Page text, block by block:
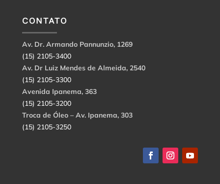
CONTATO
Av. Dr. Armando Pannunzio, 1269
(15) 2105-3400
Av. Dr Luiz Mendes de Almeida, 2540
(15) 2105-3300
Avenida Ipanema, 363
(15) 2105-3200
Troca de Óleo – Av. Ipanema, 303
(15) 2105-3250